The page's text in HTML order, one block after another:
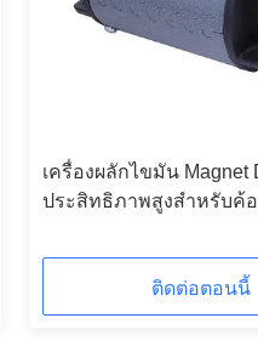
เครื่องผลักไขมัน Magnet
ประสิทธิภาพสูงสำหรับค้
ติดต่อตอนนี้